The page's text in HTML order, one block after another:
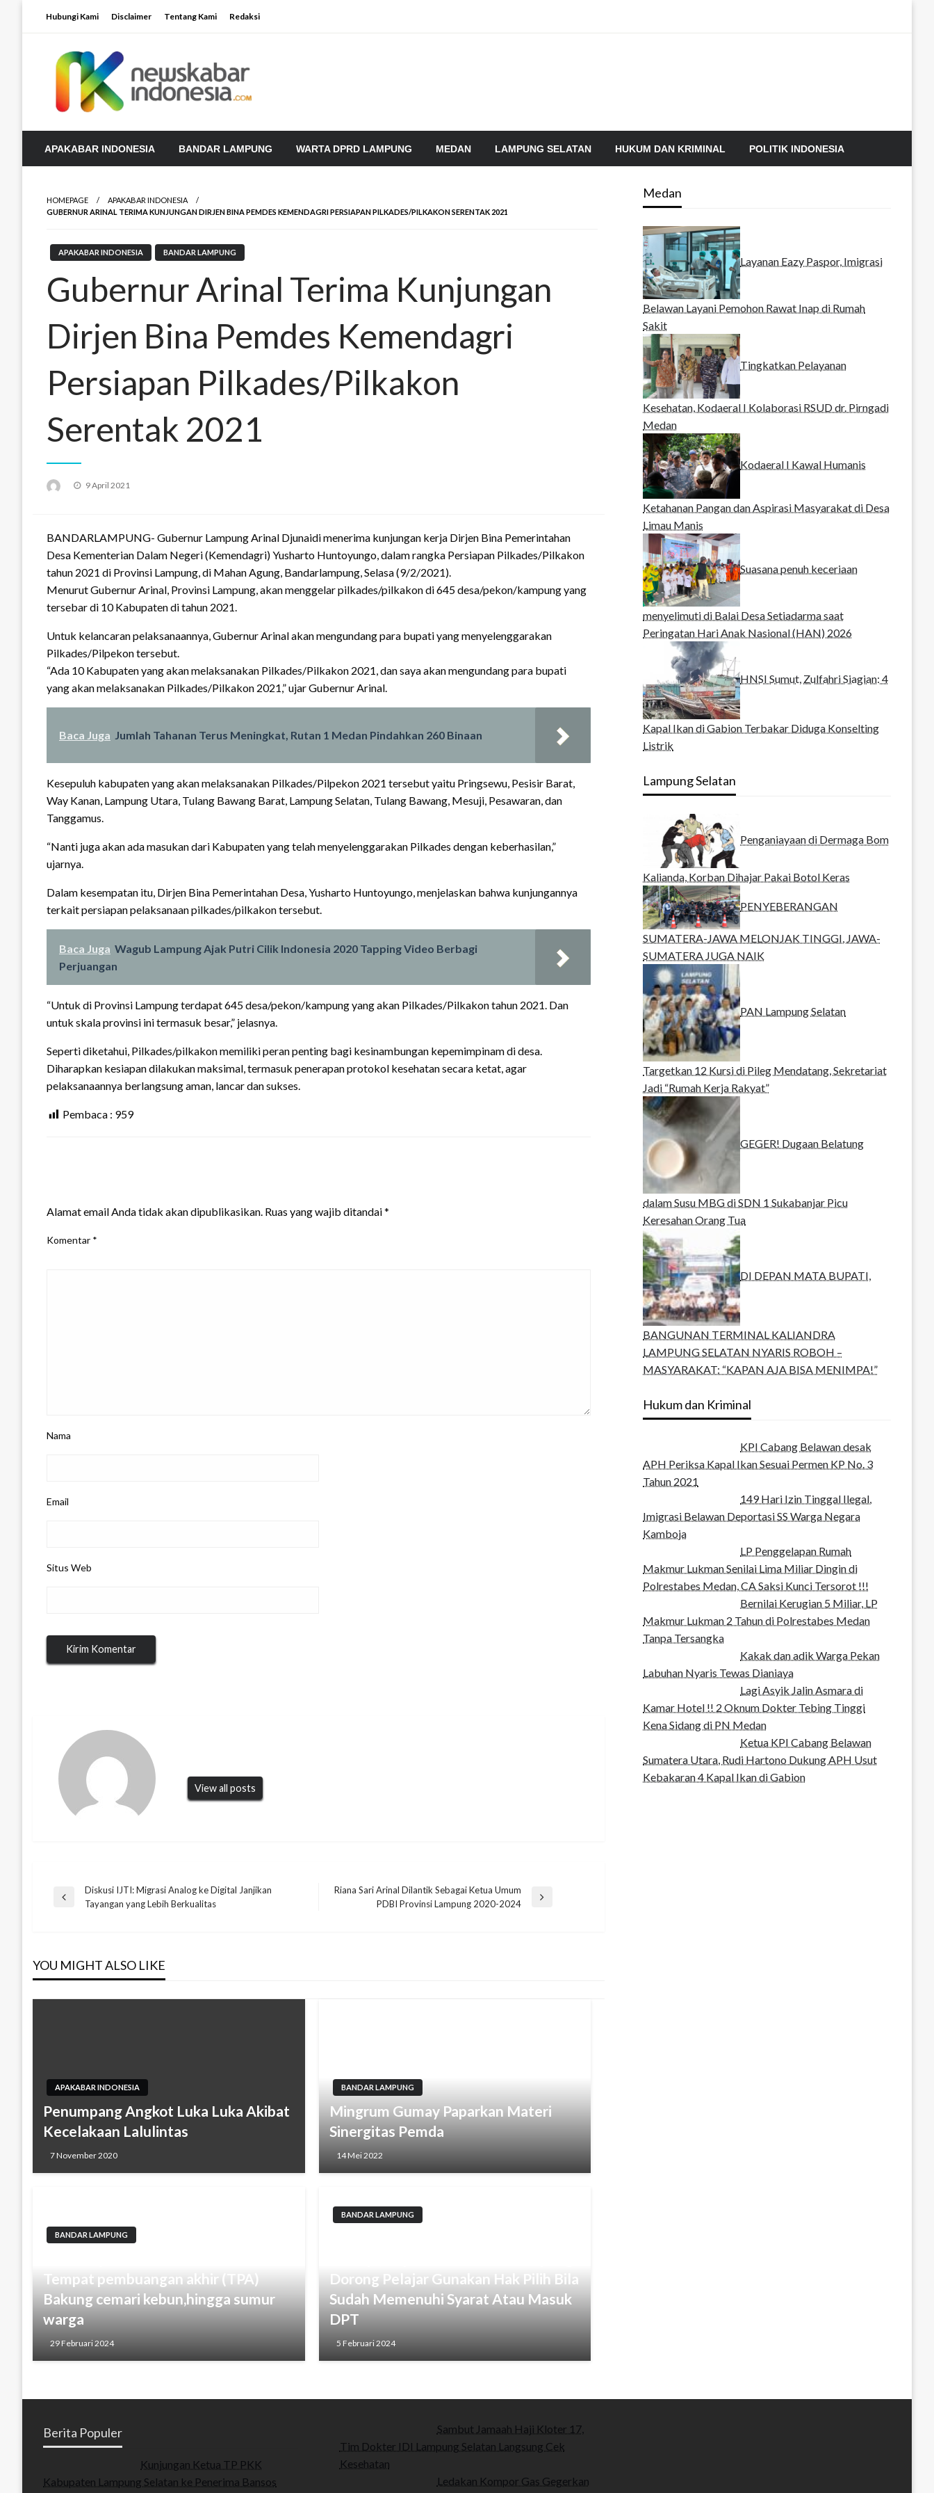
Hubungi Kami Disclaimer Tentang Kami Redaksi
APAKABAR INDONESIA BANDAR LAMPUNG WARTA DPRD LAMPUNG MEDAN LAMPUNG SELATAN HUKUM DAN KRIMINAL POLITIK INDONESIA
HOMEPAGE
APAKABAR INDONESIA
GUBERNUR ARINAL TERIMA KUNJUNGAN DIRJEN BINA PEMDES KEMENDAGRI PERSIAPAN PILKADES/PILKAKON SERENTAK 2021
APAKABAR INDONESIA BANDAR LAMPUNG
Gubernur Arinal Terima Kunjungan
Dirjen Bina Pemdes Kemendagri
Persiapan Pilkades/Pilkakon
Serentak 2021
Posted
9 April 2021
BANDARLAMPUNG- Gubernur Lampung Arinal Djunaidi menerima kunjungan kerja Dirjen Bina Pemerintahan
Desa Kementerian Dalam Negeri (Kemendagri) Yusharto Huntoyungo, dalam rangka Persiapan Pilkades/Pilkakon
tahun 2021 di Provinsi Lampung, di Mahan Agung, Bandarlampung, Selasa (9/2/2021).
Menurut Gubernur Arinal, Provinsi Lampung, akan menggelar pilkades/pilkakon di 645 desa/pekon/kampung yang
tersebar di 10 Kabupaten di tahun 2021.
Untuk kelancaran pelaksanaannya, Gubernur Arinal akan mengundang para bupati yang menyelenggarakan
Pilkades/Pilpekon tersebut.
“Ada 10 Kabupaten yang akan melaksanakan Pilkades/Pilkakon 2021, dan saya akan mengundang para bupati
yang akan melaksanakan Pilkades/Pilkakon 2021,” ujar Gubernur Arinal.
Baca Juga Jumlah Tahanan Terus Meningkat, Rutan 1 Medan Pindahkan 260 Binaan
Kesepuluh kabupaten yang akan melaksanakan Pilkades/Pilpekon 2021 tersebut yaitu Pringsewu, Pesisir Barat,
Way Kanan, Lampung Utara, Tulang Bawang Barat, Lampung Selatan, Tulang Bawang, Mesuji, Pesawaran, dan
Tanggamus.
“Nanti juga akan ada masukan dari Kabupaten yang telah menyelenggarakan Pilkades dengan keberhasilan,”
ujarnya.
Dalam kesempatan itu, Dirjen Bina Pemerintahan Desa, Yusharto Huntoyungo, menjelaskan bahwa kunjungannya
terkait persiapan pelaksanaan pilkades/pilkakon tersebut.
Baca Juga Wagub Lampung Ajak Putri Cilik Indonesia 2020 Tapping Video Berbagi
Perjuangan
“Untuk di Provinsi Lampung terdapat 645 desa/pekon/kampung yang akan Pilkades/Pilkakon tahun 2021. Dan
untuk skala provinsi ini termasuk besar,” jelasnya.
Seperti diketahui, Pilkades/pilkakon memiliki peran penting bagi kesinambungan kepemimpinam di desa.
Diharapkan kesiapan dilakukan maksimal, termasuk penerapan protokol kesehatan secara ketat, agar
pelaksanaannya berlangsung aman, lancar dan sukses.
Pembaca : 959
Alamat email Anda tidak akan dipublikasikan. Ruas yang wajib ditandai*
Komentar *
Nama
Email
Situs Web
View all posts
Navigasi
Previous
Diskusi IJTI: Migrasi Analog ke Digital Janjikan
Tayangan yang Lebih Berkualitas
Riana Sari Arinal Dilantik Sebagai Ketua Umum
PDBI Provinsi Lampung 2020-2024
YOU MIGHT ALSO LIKE
APAKABAR INDONESIA
Penumpang Angkot Luka Luka Akibat
Kecelakaan Lalulintas
7 November 2020
BANDAR LAMPUNG
Mingrum Gumay Paparkan Materi
Sinergitas Pemda
14 Mei 2022
BANDAR LAMPUNG
Tempat pembuangan akhir (TPA)
Bakung cemari kebun,hingga sumur
warga
29 Februari 2024
BANDAR LAMPUNG
Dorong Pelajar Gunakan Hak Pilih Bila
Sudah Memenuhi Syarat Atau Masuk
DPT
5 Februari 2024
Medan
Layanan Eazy Paspor, Imigrasi
Belawan Layani Pemohon Rawat Inap di Rumah
Sakit
Tingkatkan Pelayanan
Kesehatan, Kodaeral I Kolaborasi RSUD dr. Pirngadi
Medan‎
Kodaeral I Kawal Humanis
Ketahanan Pangan dan Aspirasi Masyarakat di Desa
Limau Manis
Suasana penuh keceriaan
menyelimuti di Balai Desa Setiadarma saat
Peringatan Hari Anak Nasional (HAN) 2026
HNSI Sumut, Zulfahri Siagian: 4
Kapal Ikan di Gabion Terbakar Diduga Konselting
Listrik
Lampung Selatan
Penganiayaan di Dermaga Bom
Kalianda, Korban Dihajar Pakai Botol Keras
PENYEBERANGAN
SUMATERA-JAWA MELONJAK TINGGI, JAWA-
SUMATERA JUGA NAIK
PAN Lampung Selatan
Targetkan 12 Kursi di Pileg Mendatang, Sekretariat
Jadi “Rumah Kerja Rakyat”
GEGER! Dugaan Belatung
dalam Susu MBG di SDN 1 Sukabanjar Picu
Keresahan Orang Tua
DI DEPAN MATA BUPATI,
BANGUNAN TERMINAL KALIANDRA
LAMPUNG SELATAN NYARIS ROBOH –
MASYARAKAT: “KAPAN AJA BISA MENIMPA!”
Hukum dan Kriminal
KPI Cabang Belawan desak
APH Periksa Kapal Ikan Sesuai Permen KP No. 3
Tahun 2021
149 Hari Izin Tinggal Ilegal,
Imigrasi Belawan Deportasi SS Warga Negara
Kamboja
LP Penggelapan Rumah
Makmur Lukman Senilai Lima Miliar Dingin di
Polrestabes Medan, CA Saksi Kunci Tersorot !!!
Bernilai Kerugian 5 Miliar, LP
Makmur Lukman 2 Tahun di Polrestabes Medan
Tanpa Tersangka
Kakak dan adik Warga Pekan
Labuhan Nyaris Tewas Dianiaya
Lagi Asyik Jalin Asmara di
Kamar Hotel !! 2 Oknum Dokter Tebing Tinggi
Kena Sidang di PN Medan
Ketua KPI Cabang Belawan
Sumatera Utara, Rudi Hartono Dukung APH Usut
Kebakaran 4 Kapal Ikan di Gabion
Berita Populer
Kunjungan Ketua TP PKK
Kabupaten Lampung Selatan ke Penerima Bansos
Sambut Jamaah Haji Kloter 17,
Tim Dokter IDI Lampung Selatan Langsung Cek
Kesehatan
Ledakan Kompor Gas Gegerkan